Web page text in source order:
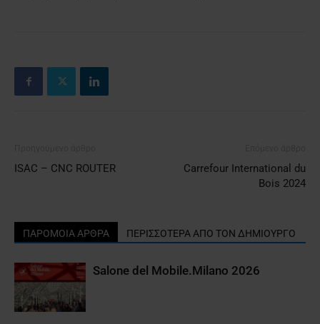
ISAC – CNC ROUTER
Carrefour International du
Bois 2024
ΠΑΡΟΜΟΙΑ ΑΡΘΡΑ ΠΕΡΙΣΣΟΤΕΡΑ ΑΠΟ ΤΟΝ ΔΗΜΙΟΥΡΓΟ
Salone del Mobile.Milano 2026